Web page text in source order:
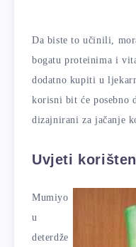
Da biste to učinili,
bogatu proteinima i
dodatno kupiti u
korisni bit će posebno
dizajnirani za jačanje
Uvjeti
Mumiyo
u
deterdže